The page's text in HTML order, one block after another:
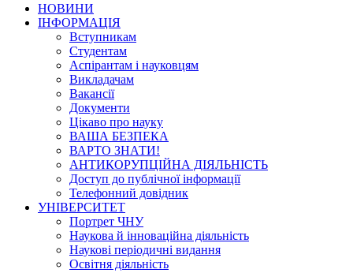
НОВИНИ
ІНФОРМАЦІЯ
Вступникам
Студентам
Аспірантам і науковцям
Викладачам
Вакансії
Документи
Цікаво про науку
ВАША БЕЗПЕКА
ВАРТО ЗНАТИ!
АНТИКОРУПЦІЙНА ДІЯЛЬНІСТЬ
Доступ до публічної інформації
Телефонний довідник
УНІВЕРСИТЕТ
Портрет ЧНУ
Наукова й інноваційна діяльність
Наукові періодичні видання
Освітня діяльність